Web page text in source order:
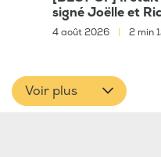
signé Joëlle et
4 août 2026 2 min
Voir plus